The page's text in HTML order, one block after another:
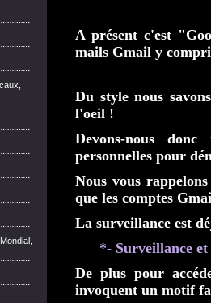
A présent c'est
mails Gmail y
Du style nous
l'oeil !
Devons-nous
personnelles pour
Nous vous
que les comptes
La surveillance est
*- Surveillance
De plus pour
invoquent un motif